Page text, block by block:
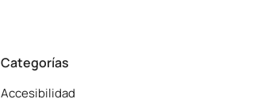
Categorías
Accesibilidad